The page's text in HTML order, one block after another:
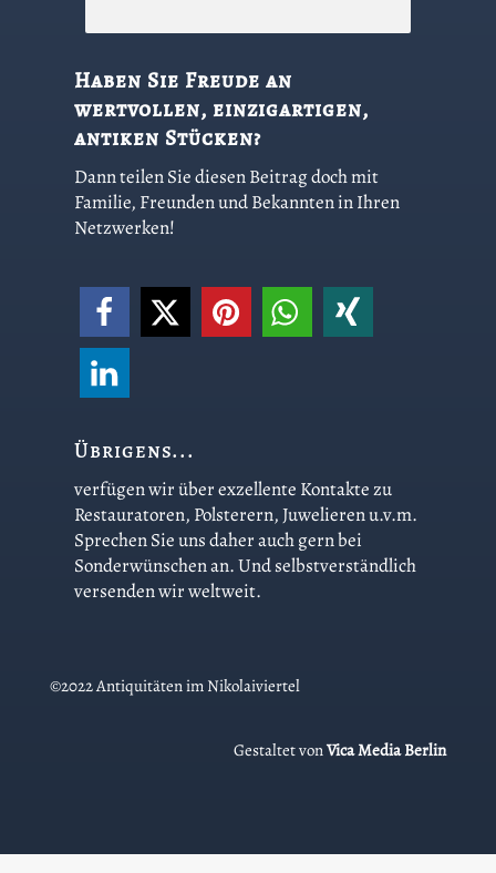
Haben Sie Freude an
wertvollen, einzigartigen,
antiken Stücken?
Dann teilen Sie diesen Beitrag doch mit
Familie, Freunden und Bekannten in Ihren
Netzwerken!
Übrigens...
verfügen wir über exzellente Kontakte zu
Restauratoren, Polsterern, Juwelieren u.v.m.
Sprechen Sie uns daher auch gern bei
Sonderwünschen an. Und selbstverständlich
versenden wir weltweit.
©2022 Antiquitäten im Nikolaiviertel
Gestaltet vonVica Media Berlin